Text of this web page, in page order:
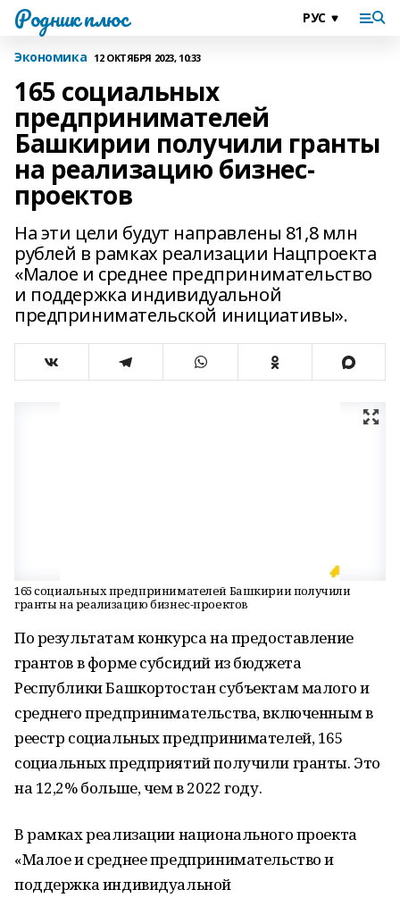
Родник плюс
Экономика 12 ОКТЯБРЯ 2023, 10:33
165 социальных
предпринимателей
Башкирии получили гранты
на реализацию бизнес-
проектов
На эти цели будут направлены 81,8 млн
рублей в рамках реализации Нацпроекта
«Малое и среднее предпринимательство
и поддержка индивидуальной
предпринимательской инициативы».
165 социальных предпринимателей Башкирии получили
гранты на реализацию бизнес-проектов
По результатам конкурса на предоставление
грантов в форме субсидий из бюджета
Республики Башкортостан субъектам малого и
среднего предпринимательства, включенным в
реестр социальных предпринимателей, 165
социальных предприятий получили гранты. Это
на 12,2% больше, чем в 2022 году.
В рамках реализации национального проекта
«Малое и среднее предпринимательство и
поддержка индивидуальной